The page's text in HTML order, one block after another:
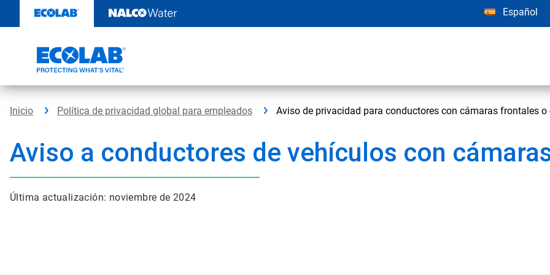
contenido
Español
Inicio Política de privacidad global para empleados Aviso de privacidad para conductores con cámaras frontales o
Aviso a conductores de vehículos con
Última actualización: noviembre de 2024